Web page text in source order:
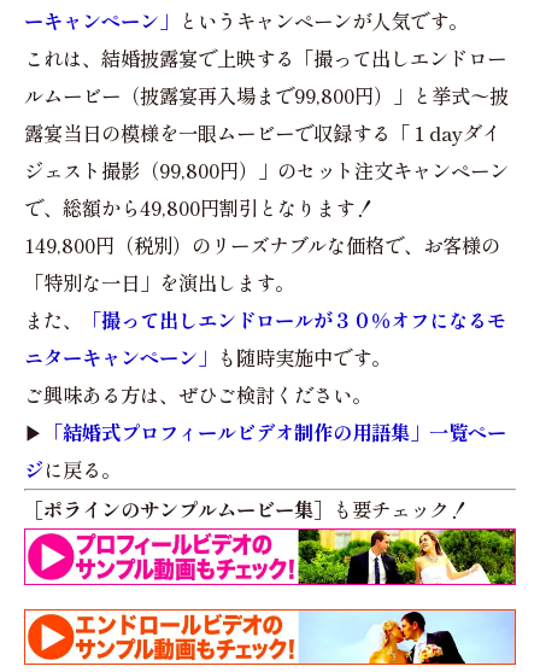
ーキャンペーン」 というキャンペーンが人気です。
これは、結婚披露宴で上映する「撮って出しエンドロー
ルムービー（披露宴再入場まで99,800円）」と挙式〜披
露宴当日の模様を一眼ムービーで収録する「１dayダイ
ジェスト撮影（99,800円）」のセット注文キャンペーン
で、総額から49,800円割引となります！
149,800円（税別）のリーズナブルな価格で、お客様の
「特別な一日」を演出します。
また、
「撮って出しエンドロールが３０％オフになるモ
ニターキャンペーン」 も随時実施中です。
ご興味ある方は、ぜひご検討ください。
▶︎ 「結婚式プロフィールビデオ制作の用語集」一覧ペー
ジに戻る。
［ポラインのサンプルムービー集］ も要チェック！